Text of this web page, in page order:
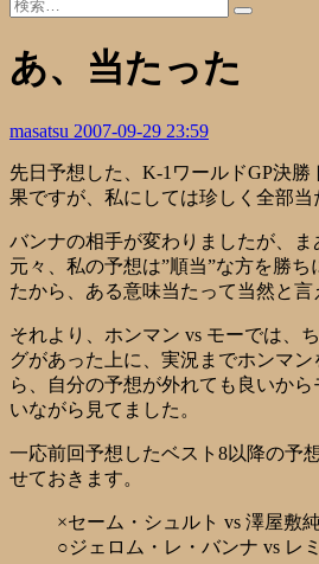
あ、当たった
masatsu 2007-09-29 23:59
先日予想した、K-1ワールドGP決
果ですが、私にしては珍しく全部当
バンナの相手が変わりましたが、ま
元々、私の予想は”順当”な方を勝
たから、ある意味当たって当然と言
それより、ホンマン vs モーでは、
グがあった上に、実況までホンマ
ら、自分の予想が外れても良いか
いながら見てました。
一応前回予想したベスト8以降の予
せておきます。
×セーム・シュルト vs 澤屋敷
○ジェロム・レ・バンナ vs レ